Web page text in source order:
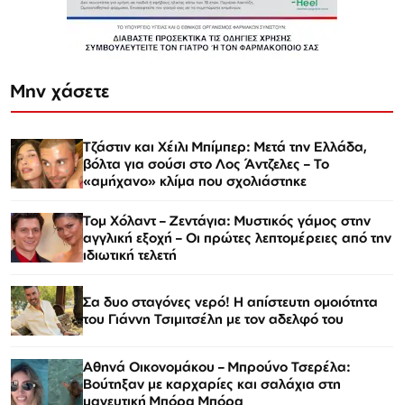
Μην χάσετε
Τζάστιν και Χέιλι Μπίμπερ: Μετά την Ελλάδα,
βόλτα για σούσι στο Λος Άντζελες – Το
«αμήχανο» κλίμα που σχολιάστηκε
Τομ Χόλαντ – Ζεντάγια: Μυστικός γάμος στην
αγγλική εξοχή – Οι πρώτες λεπτομέρειες από την
ιδιωτική τελετή
Σα δυο σταγόνες νερό! Η απίστευτη ομοιότητα
του Γιάννη Τσιμιτσέλη με τον αδελφό του
Αθηνά Οικονομάκου – Μπρούνο Τσερέλα:
Βούτηξαν με καρχαρίες και σαλάχια στη
μαγευτική Μπόρα Μπόρα